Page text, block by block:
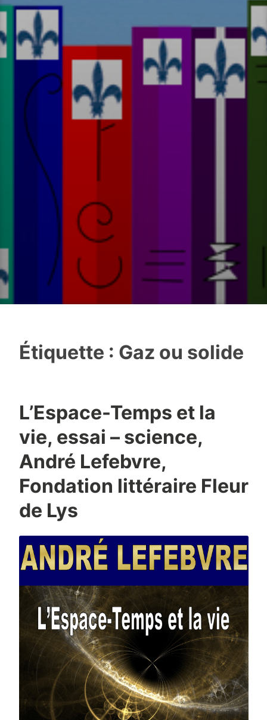
Étiquette : Gaz ou solide
L’Espace-Temps et la
vie, essai – science,
André Lefebvre,
Fondation littéraire Fleur
de Lys